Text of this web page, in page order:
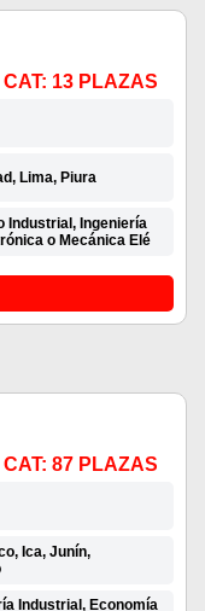
13 PLAZAS
Lima, Piura
Industrial, Ingeniería
o Mecánica Elé
87 PLAZAS
Ica, Junín,
Industrial, Economía